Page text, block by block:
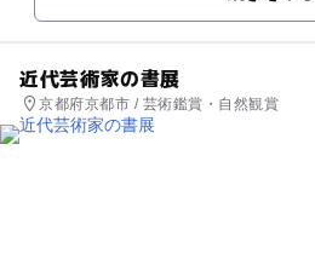
近代芸術家の書展
京都府京都市 / 芸術鑑賞・自然観賞